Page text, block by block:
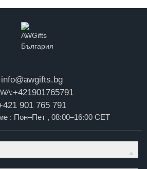
info@awgifts.bg
WA:+421901765791
901 765 791
: Пон–Пет , 08:00–16:00 CET